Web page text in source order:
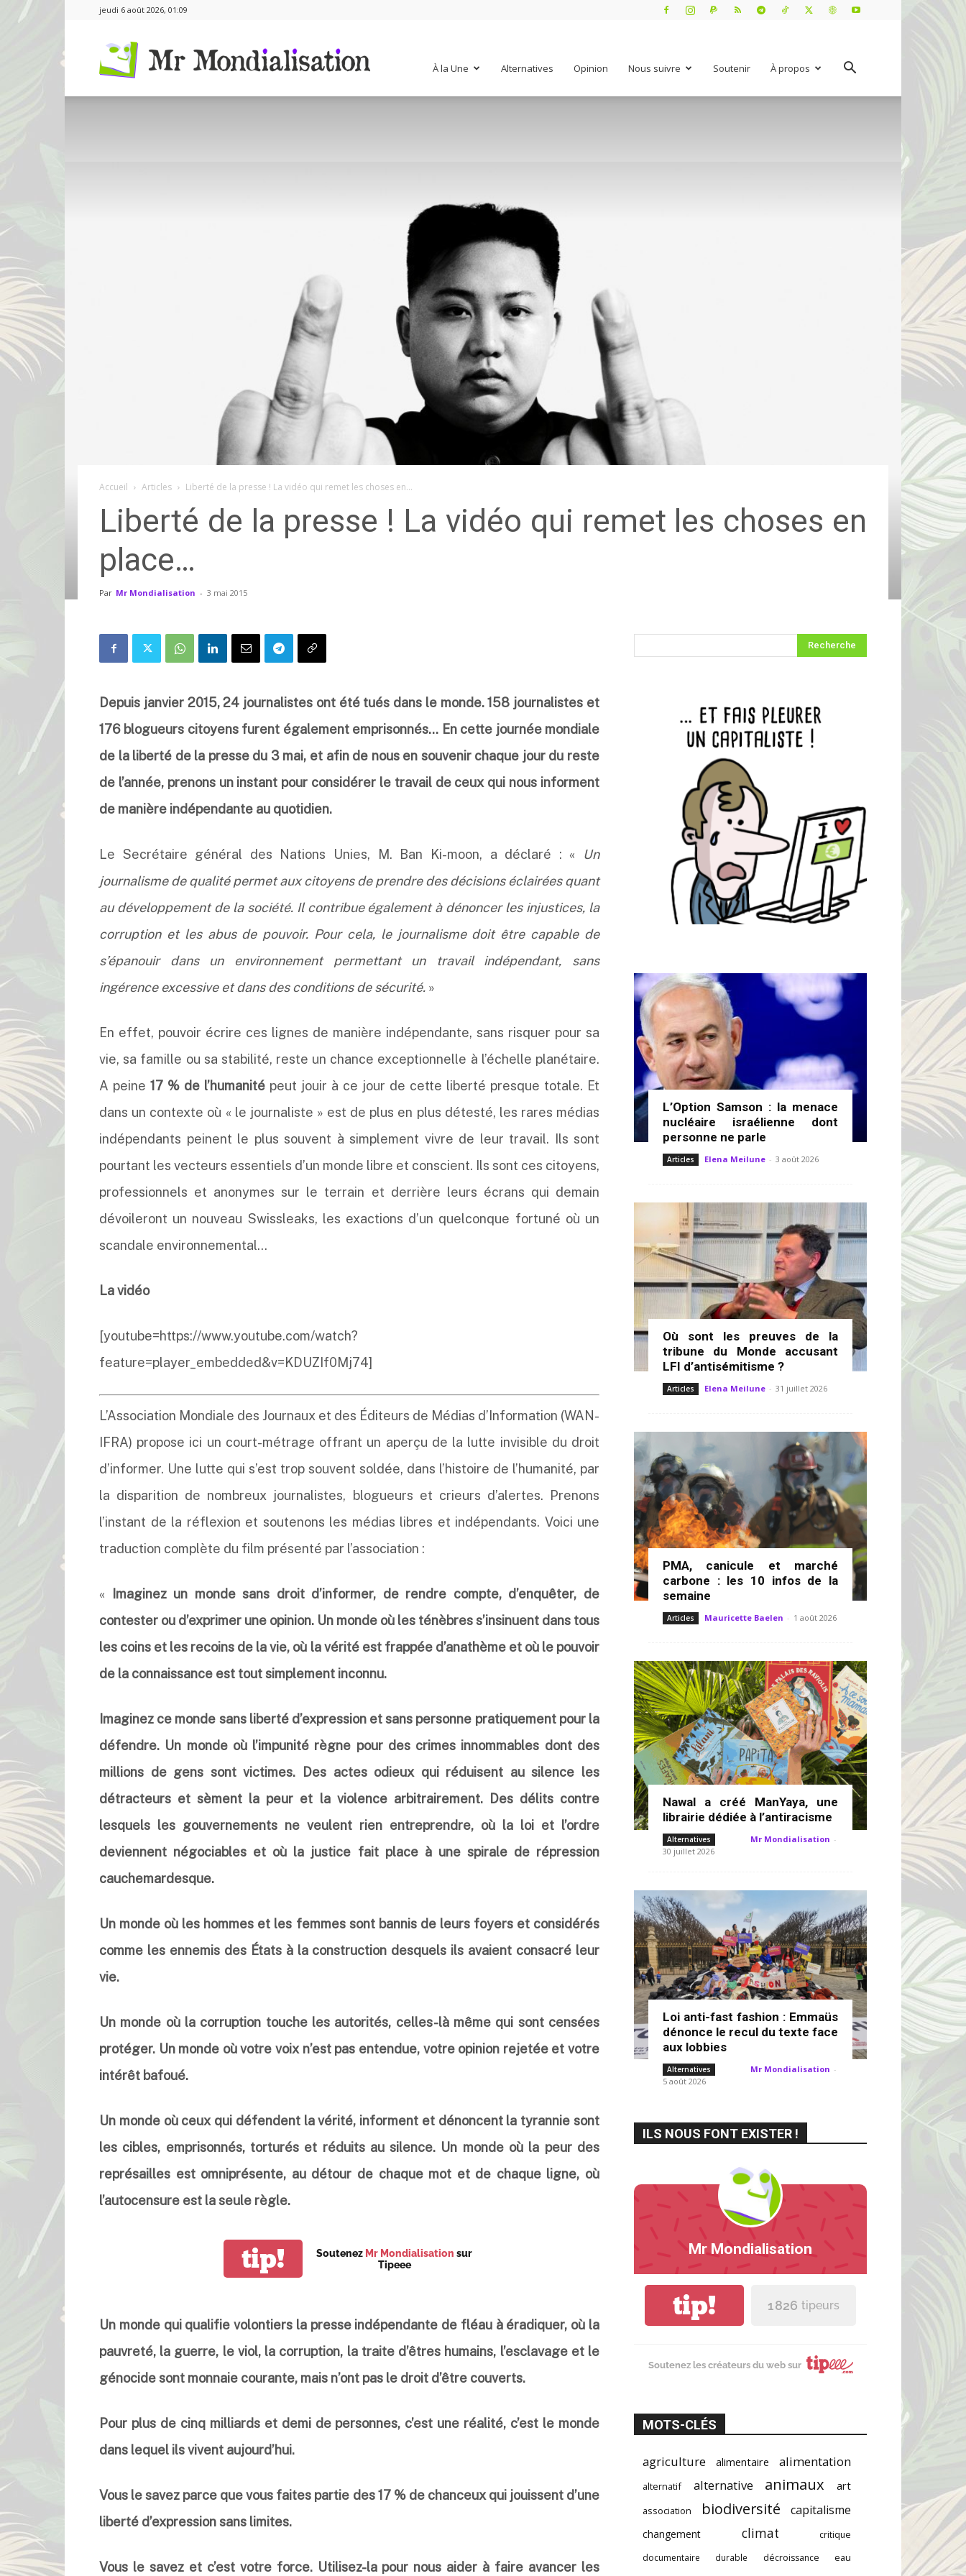
jeudi 6 août 2026, 01:09
À la Une Alternatives Opinion Nous suivre Soutenir À propos
Accueil Articles Liberté de la presse ! La vidéo qui remet les choses en...
Liberté de la presse ! La vidéo qui remet les choses en
place…
Par Mr Mondialisation - 3 mai 2015
Depuis janvier 2015, 24 journalistes ont été tués dans le monde. 158 journalistes et
176 blogueurs citoyens furent également emprisonnés… En cette journée mondiale
de la liberté de la presse du 3 mai, et afin de nous en souvenir chaque jour du reste
de l’année, prenons un instant pour considérer le travail de ceux qui nous informent
de manière indépendante au quotidien.
Le Secrétaire général des Nations Unies, M. Ban Ki-moon, a déclaré : « Un
journalisme de qualité permet aux citoyens de prendre des décisions éclairées quant
au développement de la société. Il contribue également à dénoncer les injustices, la
corruption et les abus de pouvoir. Pour cela, le journalisme doit être capable de
s’épanouir dans un environnement permettant un travail indépendant, sans
ingérence excessive et dans des conditions de sécurité. »
En effet, pouvoir écrire ces lignes de manière indépendante, sans risquer pour sa
vie, sa famille ou sa stabilité, reste un chance exceptionnelle à l’échelle planétaire.
A peine 17 % de l’humanité peut jouir à ce jour de cette liberté presque totale. Et
dans un contexte où « le journaliste » est de plus en plus détesté, les rares médias
indépendants peinent le plus souvent à simplement vivre de leur travail. Ils sont
pourtant les vecteurs essentiels d’un monde libre et conscient. Ils sont ces citoyens,
professionnels et anonymes sur le terrain et derrière leurs écrans qui demain
dévoileront un nouveau Swissleaks, les exactions d’un quelconque fortuné où un
scandale environnemental…
La vidéo
[youtube=https://www.youtube.com/watch?
feature=player_embedded&v=KDUZIf0Mj74]
L’Association Mondiale des Journaux et des Éditeurs de Médias d’Information (WAN-
IFRA) propose ici un court-métrage offrant un aperçu de la lutte invisible du droit
d’informer. Une lutte qui s’est trop souvent soldée, dans l’histoire de l’humanité, par
la disparition de nombreux journalistes, blogueurs et crieurs d’alertes. Prenons
l’instant de la réflexion et soutenons les médias libres et indépendants. Voici une
traduction complète du film présenté par l’association :
«
Imaginez un monde sans droit d’informer, de rendre compte, d’enquêter, de
contester ou d’exprimer une opinion. Un monde où les ténèbres s’insinuent dans tous
les coins et les recoins de la vie, où la vérité est frappée d’anathème et où le pouvoir
de la connaissance est tout simplement inconnu.
Imaginez ce monde sans liberté d’expression et sans personne pratiquement pour la
défendre. Un monde où l’impunité règne pour des crimes innommables dont des
millions de gens sont victimes. Des actes odieux qui réduisent au silence les
détracteurs et sèment la peur et la violence arbitrairement. Des délits contre
lesquels les gouvernements ne veulent rien entreprendre, où la loi et l’ordre
deviennent négociables et où la justice fait place à une spirale de répression
cauchemardesque.
Un monde où les hommes et les femmes sont bannis de leurs foyers et considérés
comme les ennemis des États à la construction desquels ils avaient consacré leur
vie.
Un monde où la corruption touche les autorités, celles-là même qui sont censées
protéger. Un monde où votre voix n’est pas entendue, votre opinion rejetée et votre
intérêt bafoué.
Un monde où ceux qui défendent la vérité, informent et dénoncent la tyrannie sont
les cibles, emprisonnés, torturés et réduits au silence. Un monde où la peur des
représailles est omniprésente, au détour de chaque mot et de chaque ligne, où
l’autocensure est la seule règle.
tip! Soutenez Mr Mondialisation sur
Tipeee
Un monde qui qualifie volontiers la presse indépendante de fléau à éradiquer, où la
pauvreté, la guerre, le viol, la corruption, la traite d’êtres humains, l’esclavage et le
génocide sont monnaie courante, mais n’ont pas le droit d’être couverts.
Pour plus de cinq milliards et demi de personnes, c’est une réalité, c’est le monde
dans lequel ils vivent aujourd’hui.
Vous le savez parce que vous faites partie des 17 % de chanceux qui jouissent d’une
liberté d’expression sans limites.
Vous le savez et c’est votre force. Utilisez-la pour nous aider à faire avancer les
L’Option Samson : la menace
nucléaire israélienne dont
personne ne parle
Articles Elena Meilune - 3 août 2026
Où sont les preuves de la
tribune du Monde accusant
LFI d’antisémitisme ?
Articles Elena Meilune - 31 juillet 2026
PMA, canicule et marché
carbone : les 10 infos de la
semaine
Articles Mauricette Baelen - 1 août 2026
Nawal a créé ManYaya, une
librairie dédiée à l’antiracisme
Alternatives Mr Mondialisation -
30 juillet 2026
Loi anti-fast fashion : Emmaüs
dénonce le recul du texte face
aux lobbies
Alternatives Mr Mondialisation -
5 août 2026
ILS NOUS FONT EXISTER !
Mr Mondialisation
tip! 1 826 tipeurs
Soutenez les créateurs du web sur
MOTS-CLÉS
agriculture alimentaire alimentation
alternatif alternative animaux art
association biodiversité capitalisme
changement climat
critique
documentaire
durable décroissance eau